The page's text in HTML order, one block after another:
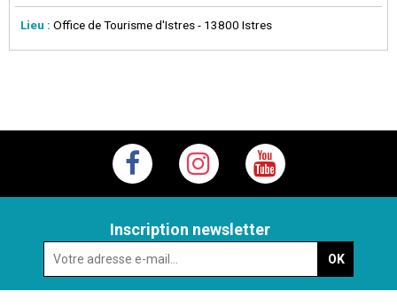
Lieu : Office de Tourisme d'Istres- 13800 Istres
Inscription newsletter